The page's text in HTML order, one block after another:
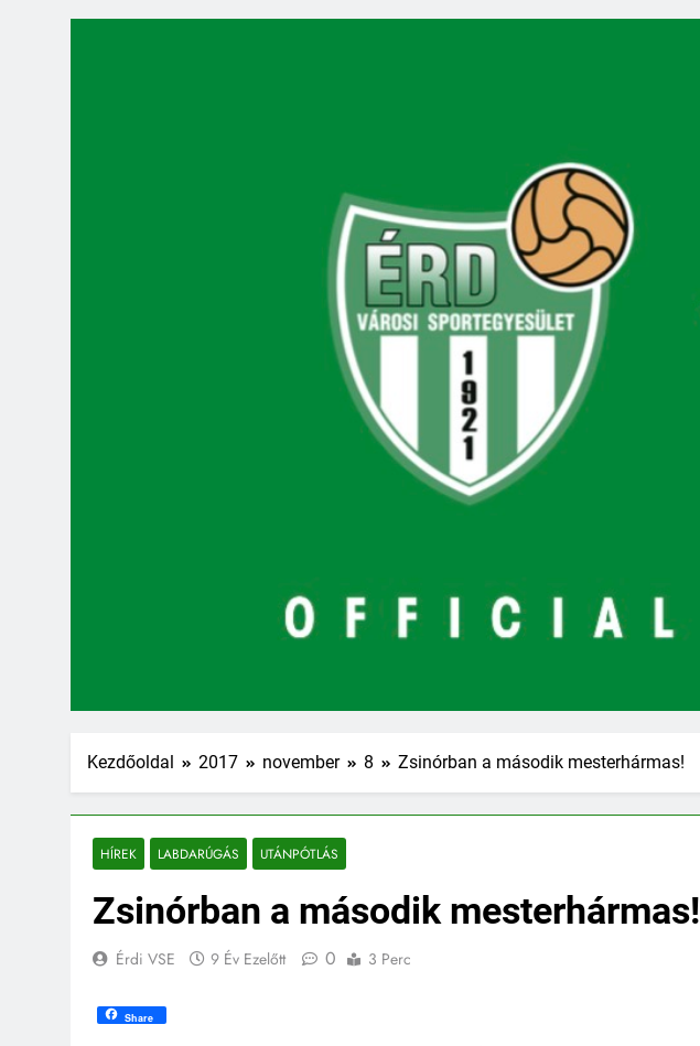
Kezdőoldal 2017 november 8 Zsinórban a második mesterhármas!
HÍREK LABDARÚGÁS UTÁNPÓTLÁS
Zsinórban a második mesterhármas!
Érdi VSE 9 Év Ezelőtt 0 3 Perc
Share